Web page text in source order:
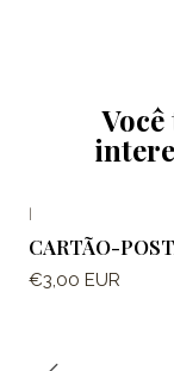
CARTÃO-
€3,00 EUR